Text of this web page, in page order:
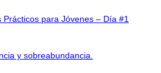
Prácticos para Jóvenes – Día #1
y sobreabundancia.